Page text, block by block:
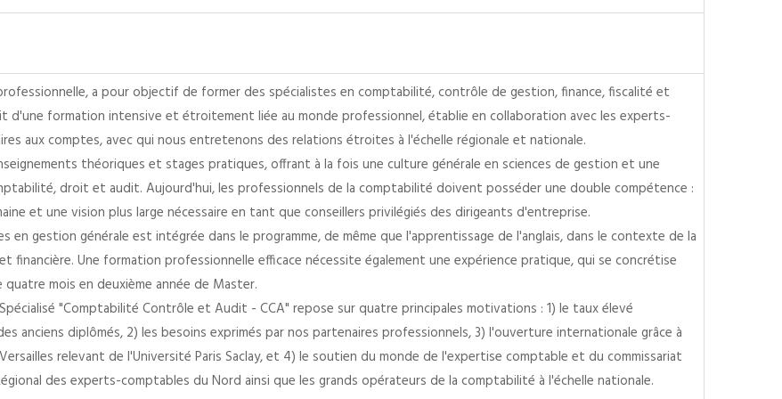
a pour objectif de former des spécialistes en comptabilité, contrôle de gestion, finance, fiscalité et
d'une formation intensive et étroitement liée au monde professionnel, établie en collaboration avec les experts-
aux comptes, avec qui nous entretenons des relations étroites à l'échelle régionale et nationale.
théoriques et stages pratiques, offrant à la fois une culture générale en sciences de gestion et une
droit et audit. Aujourd'hui, les professionnels de la comptabilité doivent posséder une double compétence :
et une vision plus large nécessaire en tant que conseillers privilégiés des dirigeants d'entreprise.
en gestion générale est intégrée dans le programme, de même que l'apprentissage de l'anglais, dans le contexte de la
financière. Une formation professionnelle efficace nécessite également une expérience pratique, qui se concrétise
mois en deuxième année de Master.
"Comptabilité Contrôle et Audit - CCA" repose sur quatre principales motivations : 1) le taux élevé
anciens diplômés, 2) les besoins exprimés par nos partenaires professionnels, 3) l'ouverture internationale grâce à
relevant de l'Université Paris Saclay, et 4) le soutien du monde de l'expertise comptable et du commissariat
des experts-comptables du Nord ainsi que les grands opérateurs de la comptabilité à l'échelle nationale.